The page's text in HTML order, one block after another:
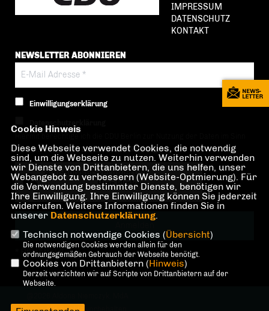
IMPRESSUM
DATENSCHUTZ
KONTAKT
NEWSLETTER ABONNIEREN
Einwilligungserklärung
der nachfolgenden Datenschutzerklärung.*
Anti-Roboter-Verifizierung
Hier klicken
Friendly Captcha ⇗
* Pflichtfeld!
Alle Rechte vorbehalten.
Cookie Hinweis
Diese Webseite verwendet Cookies, die notwendig
sind, um die Webseite zu nutzen. Weiterhin verwenden
wir Dienste von Drittanbietern, die uns helfen, unser
Webangebot zu verbessern (Website-Optmierung). Für
die Verwendung bestimmter Dienste, benötigen wir
Ihre Einwilligung. Ihre Einwilligung können Sie jederzeit
widerrufen. Weitere Informationen finden Sie in
unserer Datenschutzerklärung.
Technisch notwendige Cookies (Übersicht)
Die notwendigen Cookies werden allein für den
ordnungsgemäßen Gebrauch der Webseite benötigt.
Cookies von Drittanbietern (Hinweis)
Derzeit verzichten wir auf Scripte von Drittanbietern auf der
Webseite.